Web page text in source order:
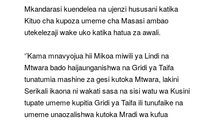
Mkandarasi kuendelea na ujenzi hususani katika
Kituo cha kupoza umeme cha Masasi ambao
utekelezaji wake uko katika hatua za awali.
‘’Kama mnavyojua hii Mikoa miwili ya Lindi na
Mtwara bado haijaunganishwa na Gridi ya Taifa
tunatumia mashine za gesi kutoka Mtwara, lakini
Serikali ikaona ni wakati sasa na sisi watu wa Kusini
tupate umeme kupitia Gridi ya Taifa ili tunufaike na
umeme unaozalishwa kutoka Mradi wa kufua